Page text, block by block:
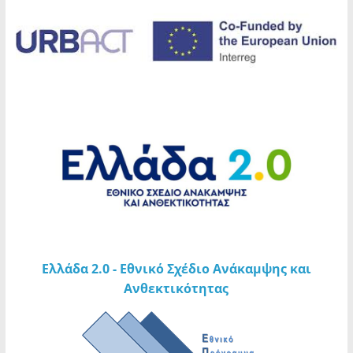
Ανακοίνωση | Αποκαταστάθηκε η λειτουργία
του οδοφωτισμού στις οδούς Λάμπρου
Κατσώνη, Ναυάρχου Βότση, Πλούτωνος,
Αριστοτέλους, καθώς και σε τμήμα της οδού
Δευτέρα 03.08.2026 | Εφαρμογή μέτρου
Ελλάδα 2.0 - Εθνικό Σχέδιο Ανάκαμψης και
Ανθεκτικότητας